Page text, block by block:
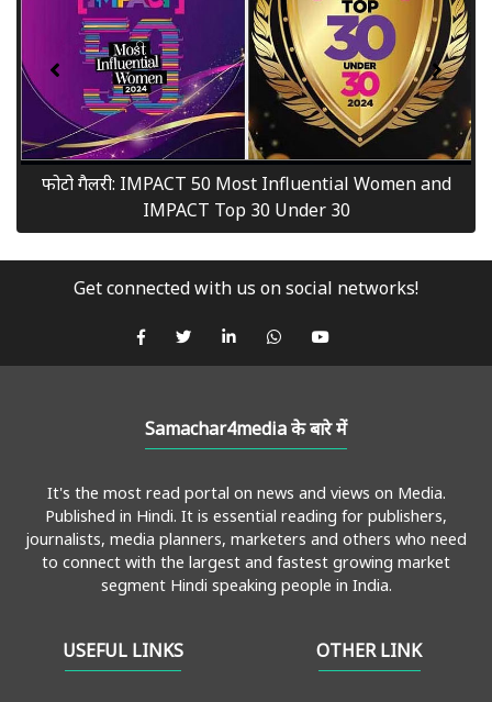
फोटो गैलरी: IMPACT 50 Most Influential Women and
IMPACT Top 30 Under 30
Get connected with us on social networks!
Samachar4media के बारे में
It's the most read portal on news and views on Media.
Published in Hindi. It is essential reading for publishers,
journalists, media planners, marketers and others who need
to connect with the largest and fastest growing market
segment Hindi speaking people in India.
USEFUL LINKS OTHER LINK